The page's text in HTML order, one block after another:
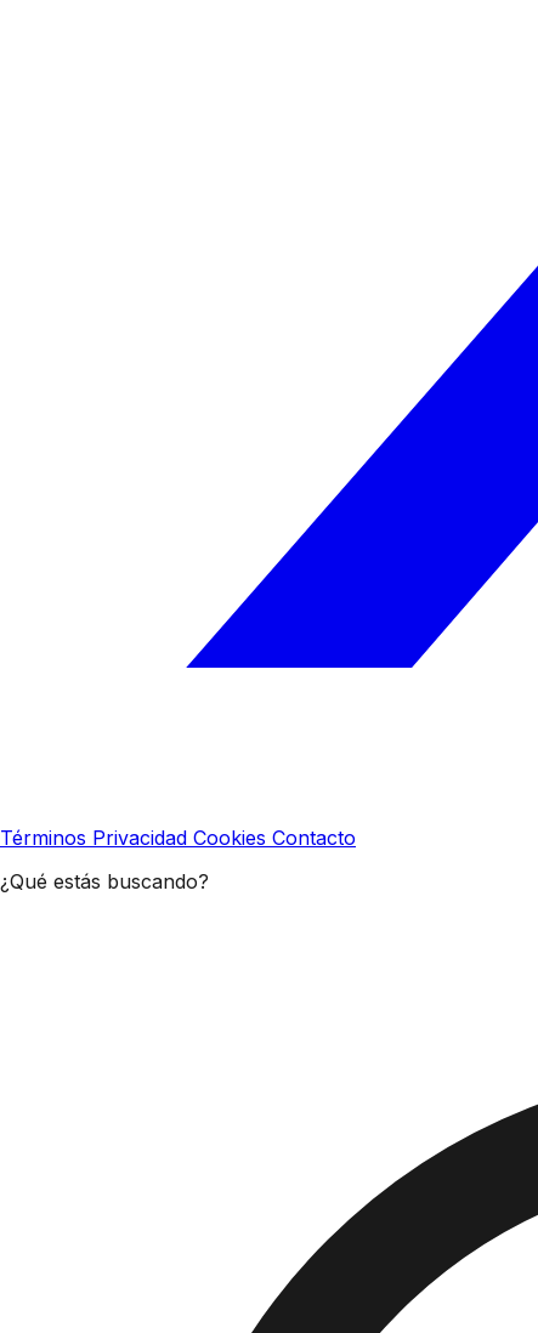
Términos Privacidad Cookies Contacto
¿Qué estás buscando?